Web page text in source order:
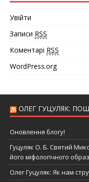
Увійти
Записи RSS
Коментарі RSS
WordPress.org
ОЛЕГ ГУЦУЛЯК:
Оновлення блогу!
Гуцуляк О. Б. Святий
його міфологічного
Олег Гуцуляк: Як нам